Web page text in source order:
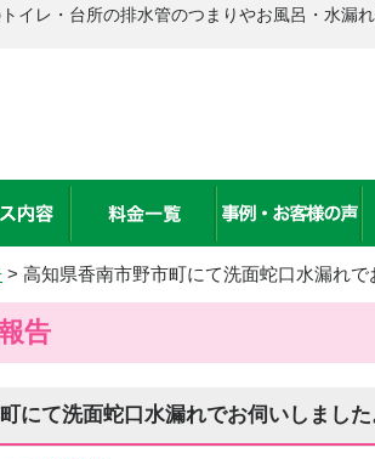
トイレ・台所の排水管のつまりやお風呂・水
> 高知県香南市野市町にて洗面蛇口水漏れで
告
にて洗面蛇口水漏れでお伺いしました